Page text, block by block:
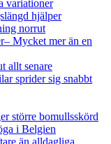
variationer
hjälper
norrut
Mycket mer än en
allt senare
sprider sig snabbt
större bomullsskörd
i Belgien
än alldagliga